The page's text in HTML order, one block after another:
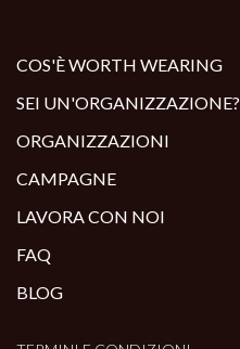
COS'È WORTH WEARING
SEI UN'ORGANIZZAZIONE?
ORGANIZZAZIONI
CAMPAGNE
LAVORA CON NOI
FAQ
BLOG